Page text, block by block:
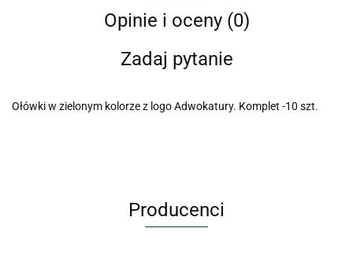
Opinie i oceny (0)
Zadaj pytanie
Ołówki w zielonym kolorze z logo Adwokatury. Komplet -10 szt.
Producenci